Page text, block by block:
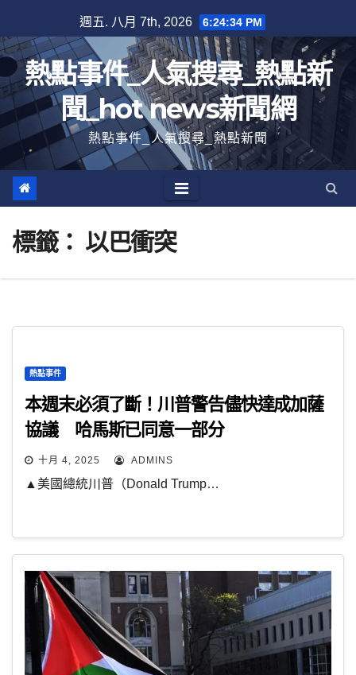
至
內
容
週五. 八月 7th, 2026 6:24:35 PM
熱點事件_人氣搜尋_熱點新
聞_hot news新聞網
熱點事件_人氣搜尋_熱點新聞
標籤： 以巴衝突
熱點事件
本週末必須了斷！川普警告儘快達成加薩
協議 哈馬斯已同意一部分
十月 4, 2025 ADMINS
▲美國總統川普（Donald Trump…